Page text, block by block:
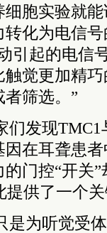
胞实验就
化为电信
引起的电信
觉更加精
筛选。”
们发现
在耳聋患
门控“开关
提供了一个
是为听觉受